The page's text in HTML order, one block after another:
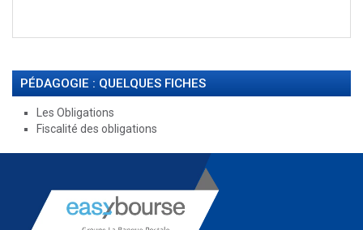
PÉDAGOGIE : QUELQUES FICHES
Les Obligations
Fiscalité des obligations